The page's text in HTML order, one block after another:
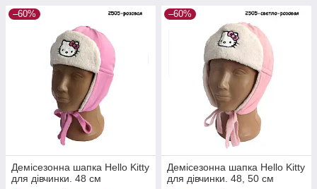
–60%
Демісезонна шапка Hello Kitty
для дівчинки. 48 см
–60%
Демісезонна шапка Hello Kitty
для дівчинки. 48, 50 см